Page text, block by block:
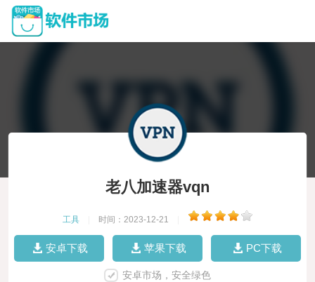
老八加速器vqn
工具 时间：2023-12-21
安卓下载 苹果下载 PC下载
安卓市场，安全绿色